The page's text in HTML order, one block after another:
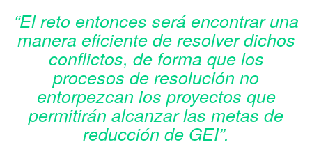
“El reto entonces será encontrar una
manera eficiente de resolver dichos
conflictos, de forma que los
procesos de resolución no
entorpezcan los proyectos que
permitirán alcanzar las metas de
reducción de GEI”.